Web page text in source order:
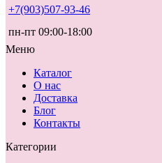
+7(903)507-93-46
пн-пт 09:00-18:00
Меню
Каталог
О нас
Доставка
Блог
Контакты
Категории